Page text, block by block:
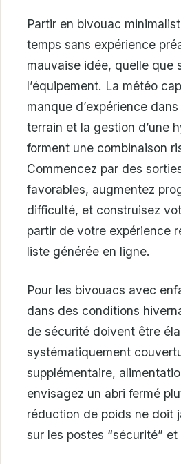
Partir en bivouac
temps sans expérience
mauvaise idée, quelle que
l’équipement. La météo
manque d’expérience
terrain et la gestion d’une
forment une combinaison
Commencez par des
favorables, augmentez
difficulté, et construisez
partir de votre expérience
liste générée en ligne.
Pour les bivouacs avec
dans des conditions
de sécurité doivent être
systématiquement
supplémentaire,
envisagez un abri fermé
réduction de poids ne doit
sur les postes “sécurité” et